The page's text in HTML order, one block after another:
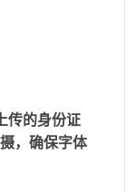
传的身份证
，确保字体